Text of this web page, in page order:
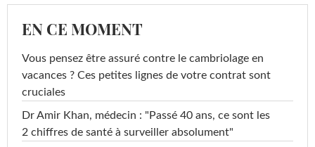
EN CE MOMENT
Vous pensez être assuré contre le cambriolage en
vacances ? Ces petites lignes de votre contrat sont
cruciales
Dr Amir Khan, médecin : "Passé 40 ans, ce sont les
2 chiffres de santé à surveiller absolument"